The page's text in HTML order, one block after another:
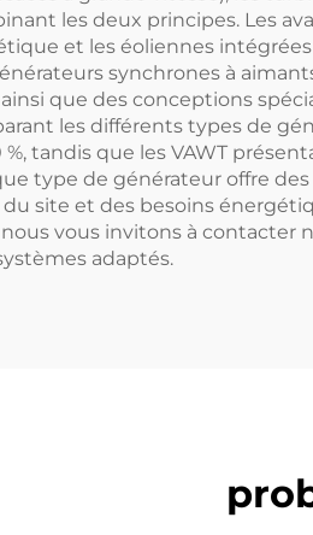
les deux principes. Les
et les éoliennes
synchrones à
que des conceptions
les différents types de
%, tandis que les VAWT
type de générateur offre
site et des besoins
vous invitons à
adaptés.